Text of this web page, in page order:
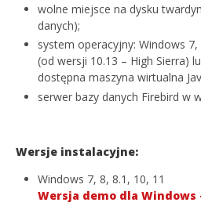
wolne miejsce na dysku
danych);
system operacyjny: Windows
(od wersji 10.13 – High Sierra)
dostępna maszyna wirtualna
serwer bazy danych Firebird w
Wersje instalacyjne:
Windows 7, 8, 8.1, 10, 11
Wersja demo dla Windows -